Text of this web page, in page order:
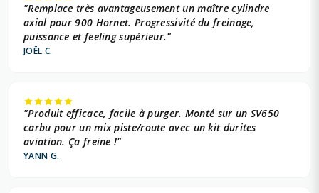
"Remplace très avantageusement un maître cylindre
axial pour 900 Hornet. Progressivité du freinage,
puissance et feeling supérieur."
JOËL C.
"Produit efficace, facile à purger. Monté sur un SV650
carbu pour un mix piste/route avec un kit durites
aviation. Ça freine !"
YANN G.